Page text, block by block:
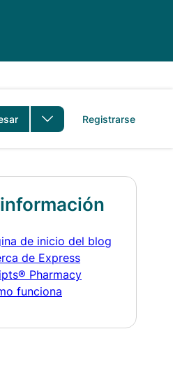
Registrarse
de inicio del blog
de Express
Pharmacy
funciona